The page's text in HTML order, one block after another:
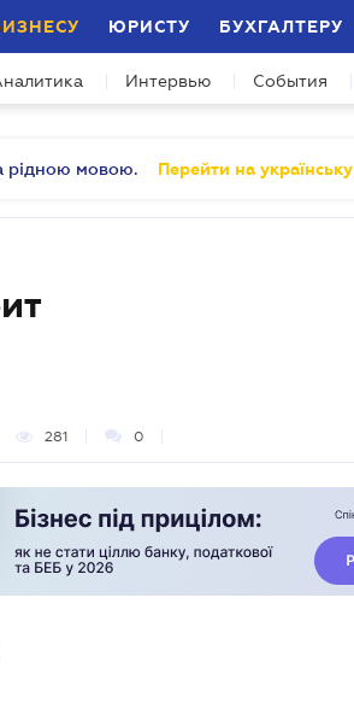
ЮРИСТУ БУХГАЛТЕРУ
Интервью События
рідною мовою. Перейти на українську
281 0